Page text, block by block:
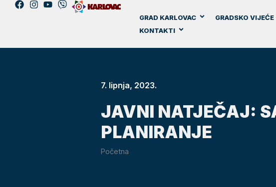
GRAD KARLOVAC GRADSKO VIJEĆE
KONTAKTI
7. lipnja, 2023.
JAVNI NATJEČAJ:
PLANIRANJE
Početna